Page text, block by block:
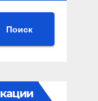
Поиск